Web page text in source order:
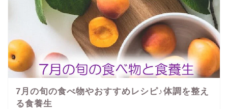
7月の旬の食べ物やおすすめレシピ♪体調を整え
る食養生